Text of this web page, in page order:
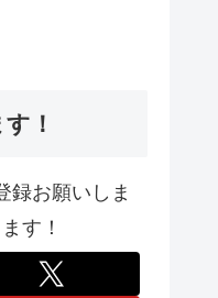
！
録お願いしま
す！